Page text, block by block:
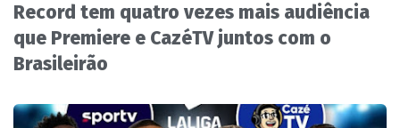
Record tem quatro vezes mais audiência
que Premiere e CazéTV juntos com o
Brasileirão